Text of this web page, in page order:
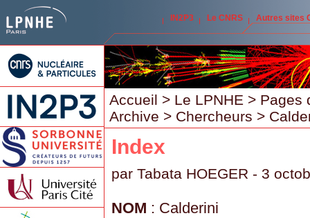
IN2P3 Le CNRS Autres sites
Accueil > Le LPNHE > Pages
Archive > Chercheurs >
Index
par Tabata HOEGER - 3
NOM : Calderini